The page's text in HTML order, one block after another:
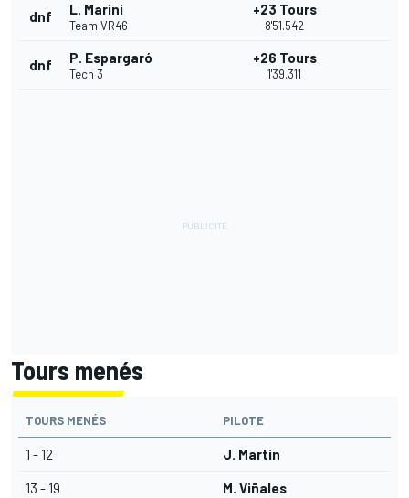
dnf L. Marini
Team VR46
+23 Tours
8'51.542
dnf P. Espargaró
Tech 3
+26 Tours
1'39.311
Tours menés
TOURS MENÉS PILOTE
1 - 12 J. Martín
13 - 19 M. Viñales